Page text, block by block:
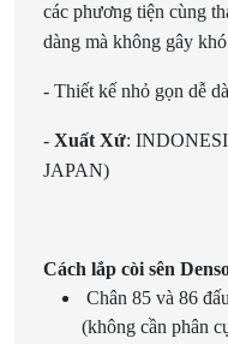
các phương tiện cùng
dàng mà không gây
- Thiết kế nhỏ gọn dễ
- Xuất Xứ:
JAPAN)
Cách lắp còi sên
Chân 85 và 86
(không cần phân